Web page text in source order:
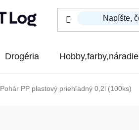
Drogéria Hobby,farby,náradie
Pohár PP plastový priehľadný 0,2l (100ks)